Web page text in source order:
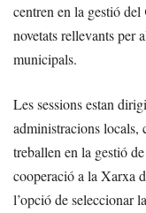
centren en la gestió del
novetats rellevants per
municipals.
Les sessions estan
administracions locals,
treballen en la gestió
cooperació a la Xarxa
l’opció de seleccionar